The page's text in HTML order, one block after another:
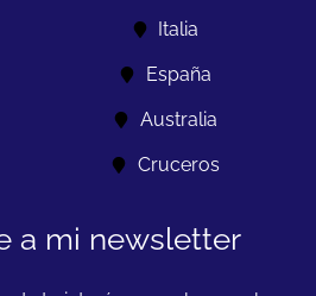
Italia
España
Australia
Cruceros
a mi newsletter